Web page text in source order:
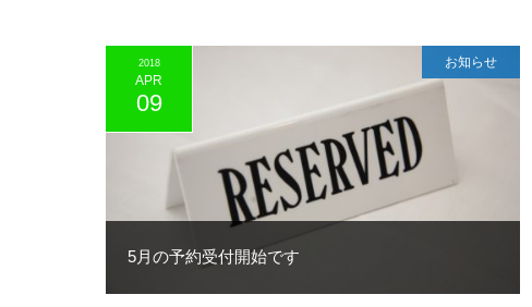
5月の予約受付開始です
2018
APR
09
お知らせ